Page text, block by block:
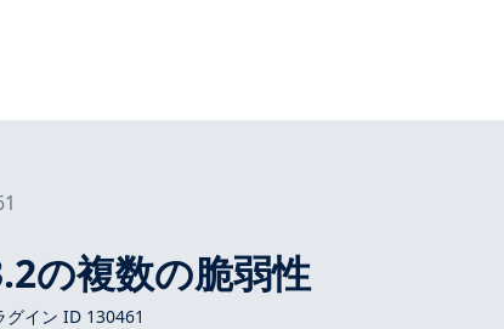
の複数の脆弱性
グイン ID 130461